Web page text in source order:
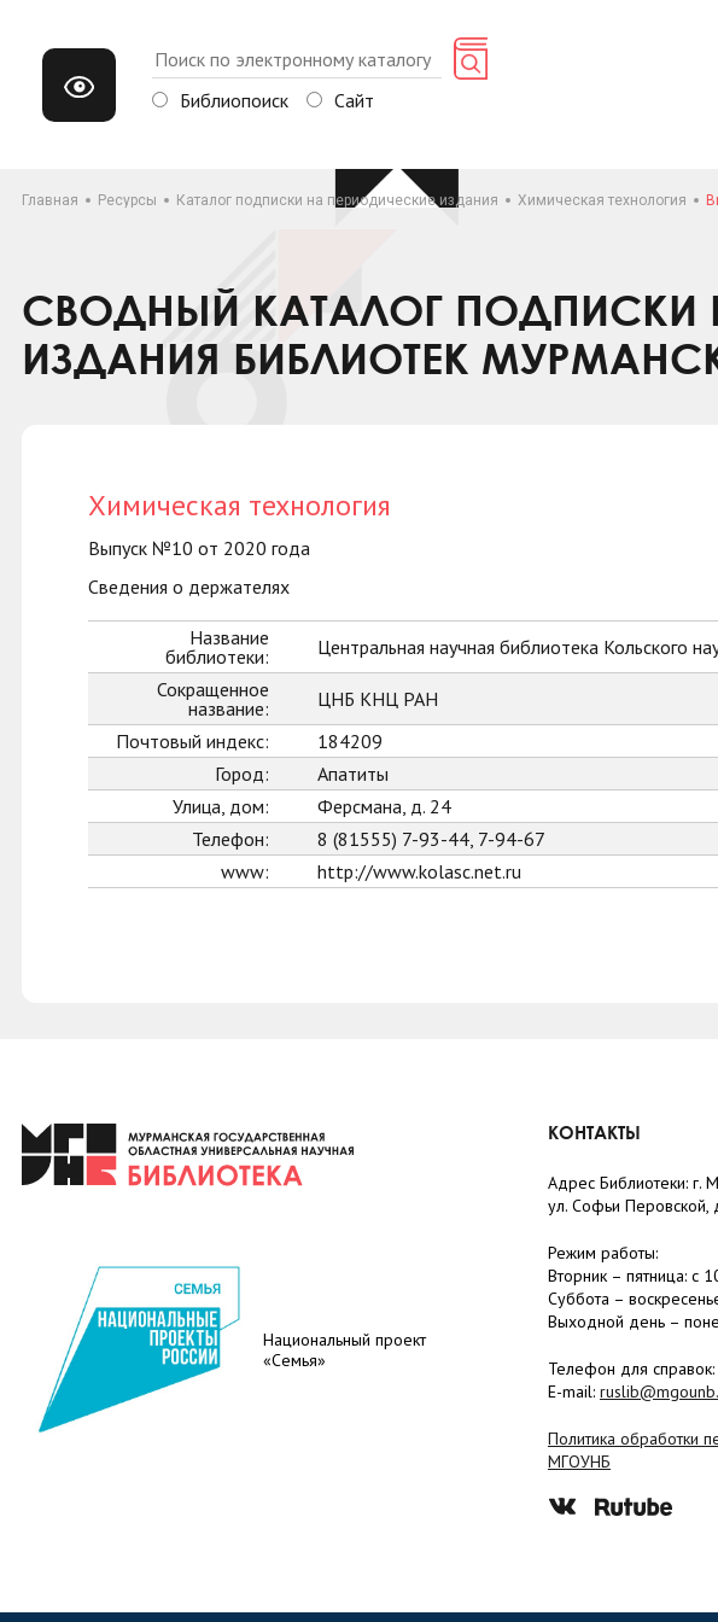
Библиопоиск Сайт
Главная Ресурсы Каталог подписки на периодические издания Химическая технология
СВОДНЫЙ КАТАЛОГ ПОДПИСКИ
ИЗДАНИЯ БИБЛИОТЕК
Химическая технология
Выпуск №10 от 2020 года
Сведения о держателях
Название
библиотеки:
Центральная научная библиотека Кольского
Сокращенное
название:
ЦНБ КНЦ РАН
Почтовый индекс:
184209
Город:
Апатиты
Улица, дом:
Ферсмана, д. 24
Телефон:
8 (81555) 7-93-44, 7-94-67
www:
http://www.kolasc.net.ru
Национальный проект
«Семья»
КОНТАКТЫ
Адрес Библиотеки: г.
ул. Софьи Перовской,
Режим работы:
Вторник – пятница: с
Суббота – в
Выходной день –
Телефон для справок:
E-mail:
Политика обработки
МГОУНБ